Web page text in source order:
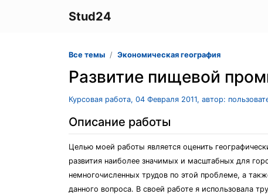
Stud24
Все темы Экономическая география
Развитие пищевой
Курсовая работа, 04 Февраля 2011, автор:
Описание работы
Целью моей работы является оценить
развития наиболее значимых и масштабных для
немногочисленных трудов по этой проблеме, а
данного вопроса. В своей работе я использовала